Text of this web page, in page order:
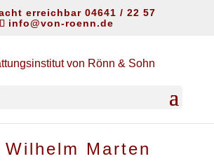
erreichbar 04641 / 22 57
info@von-roenn.de
Marten